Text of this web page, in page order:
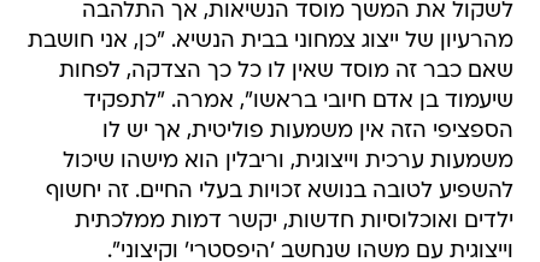
לשקול את המשך מוסד הנשיאות, אך התלהבה
מהרעיון של ייצוג צמחוני בבית הנשיא. "כן, אני חושבת
שאם כבר זה מוסד שאין לו כל כך הצדקה, לפחות
שיעמוד בן אדם חיובי בראשו", אמרה. "לתפקיד
הספציפי הזה אין משמעות פוליטית, אך יש לו
משמעות ערכית וייצוגית, וריבלין הוא מישהו שיכול
להשפיע לטובה בנושא זכויות בעלי החיים. זה יחשוף
ילדים ואוכלוסיות חדשות, יקשר דמות ממלכתית
וייצוגית עם משהו שנחשב 'היפסטרי' וקיצוני".